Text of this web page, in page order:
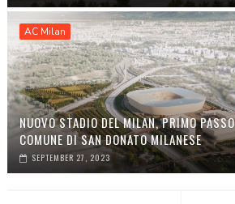
AC Milan
NUOVO STADIO DEL MILAN, PRIMO
COMUNE DI SAN DONATO MILANESE
SEPTEMBER 27, 2023